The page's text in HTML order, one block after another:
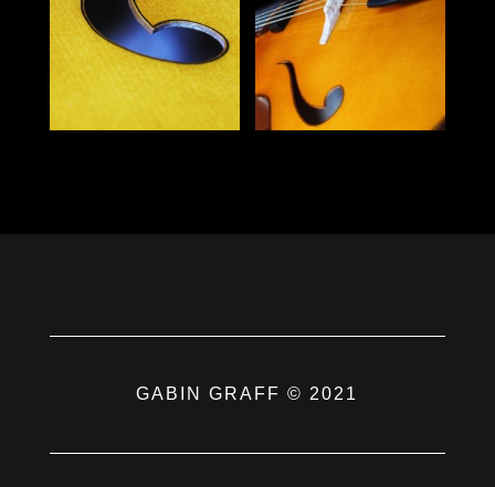
GABIN GRAFF © 2021